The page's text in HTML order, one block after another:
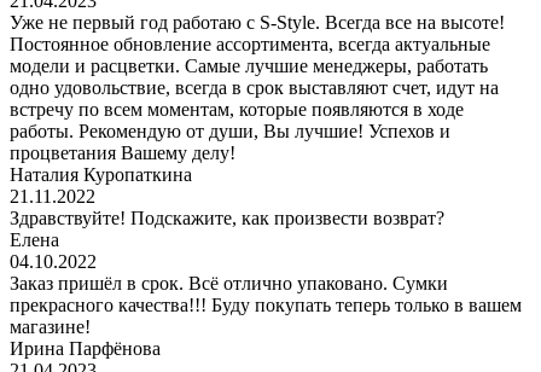
Уже не первый год работаю с S-Style. Всегда все на высоте!
Постоянное обновление ассортимента, всегда актуальные
модели и расцветки. Самые лучшие менеджеры, работать
одно удовольствие, всегда в срок выставляют счет, идут на
встречу по всем моментам, которые появляются в ходе
работы. Рекомендую от души, Вы лучшие! Успехов и
процветания Вашему делу!
Наталия Куропаткина
21.11.2022
Здравствуйте! Подскажите, как произвести возврат?
Елена
04.10.2022
Заказ пришёл в срок. Всё отлично упаковано. Сумки
прекрасного качества!!! Буду покупать теперь только в вашем
магазине!
Ирина Парфёнова